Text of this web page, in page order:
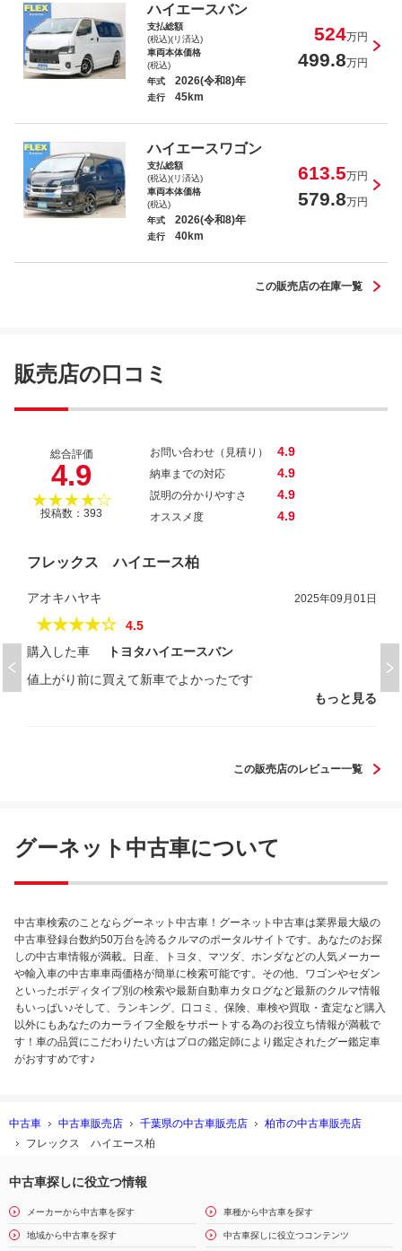
ハイエースワゴン ＧＬ ロング
レジアスエースバン スーパーＧＬ ダー
クプライム
ハイエースバン
支払総額
(税込)(リ済込)
524万円
車両本体価格
(税込)
499.8万円
年式 2026(令和8)年
走行 45km
ハイエースワゴン
支払総額
(税込)(リ済込)
613.5万円
車両本体価格
(税込)
579.8万円
年式 2026(令和8)年
走行 40km
この販売店の在庫一覧
販売店の口コミ
総合評価
4.9
★★★★☆
投稿数：393
お問い合わせ（見積り） 4.9
納車までの対応 4.9
説明の分かりやすさ 4.9
オススメ度 4.9
フレックス ハイエース柏
アオキハヤキ 2025年09月01日
★★★★☆
4.5
購入した車
トヨタハイエースバン
値上がり前に買えて新車でよかったです
もっと見る
この販売店のレビュー一覧
グーネット中古車について
中古車検索のことならグーネット中古車！グーネット中古車は業界最大級の
中古車登録台数約50万台を誇るクルマのポータルサイトです。あなたのお探
しの中古車情報が満載。日産、トヨタ、マツダ、ホンダなどの人気メーカー
や輸入車の中古車車両価格が簡単に検索可能です。その他、ワゴンやセダン
といったボディタイプ別の検索や最新自動車カタログなど最新のクルマ情報
もいっぱい♪そして、ランキング、口コミ、保険、車検や買取・査定など購入
以外にもあなたのカーライフ全般をサポートする為のお役立ち情報が満載で
す！車の品質にこだわりたい方はプロの鑑定師により鑑定されたグー鑑定車
がおすすめです♪
中古車 中古車販売店 千葉県の中古車販売店
柏市の中古車販売店
フレックス ハイエース柏
中古車探しに役立つ情報
メーカーから中古車を探す 車種から中古車を探す
地域から中古車を探す 中古車探しに役立つコンテンツ